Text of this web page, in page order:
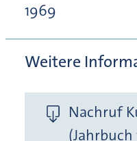
1969
Weitere
Nachruf
(Jahrbuch